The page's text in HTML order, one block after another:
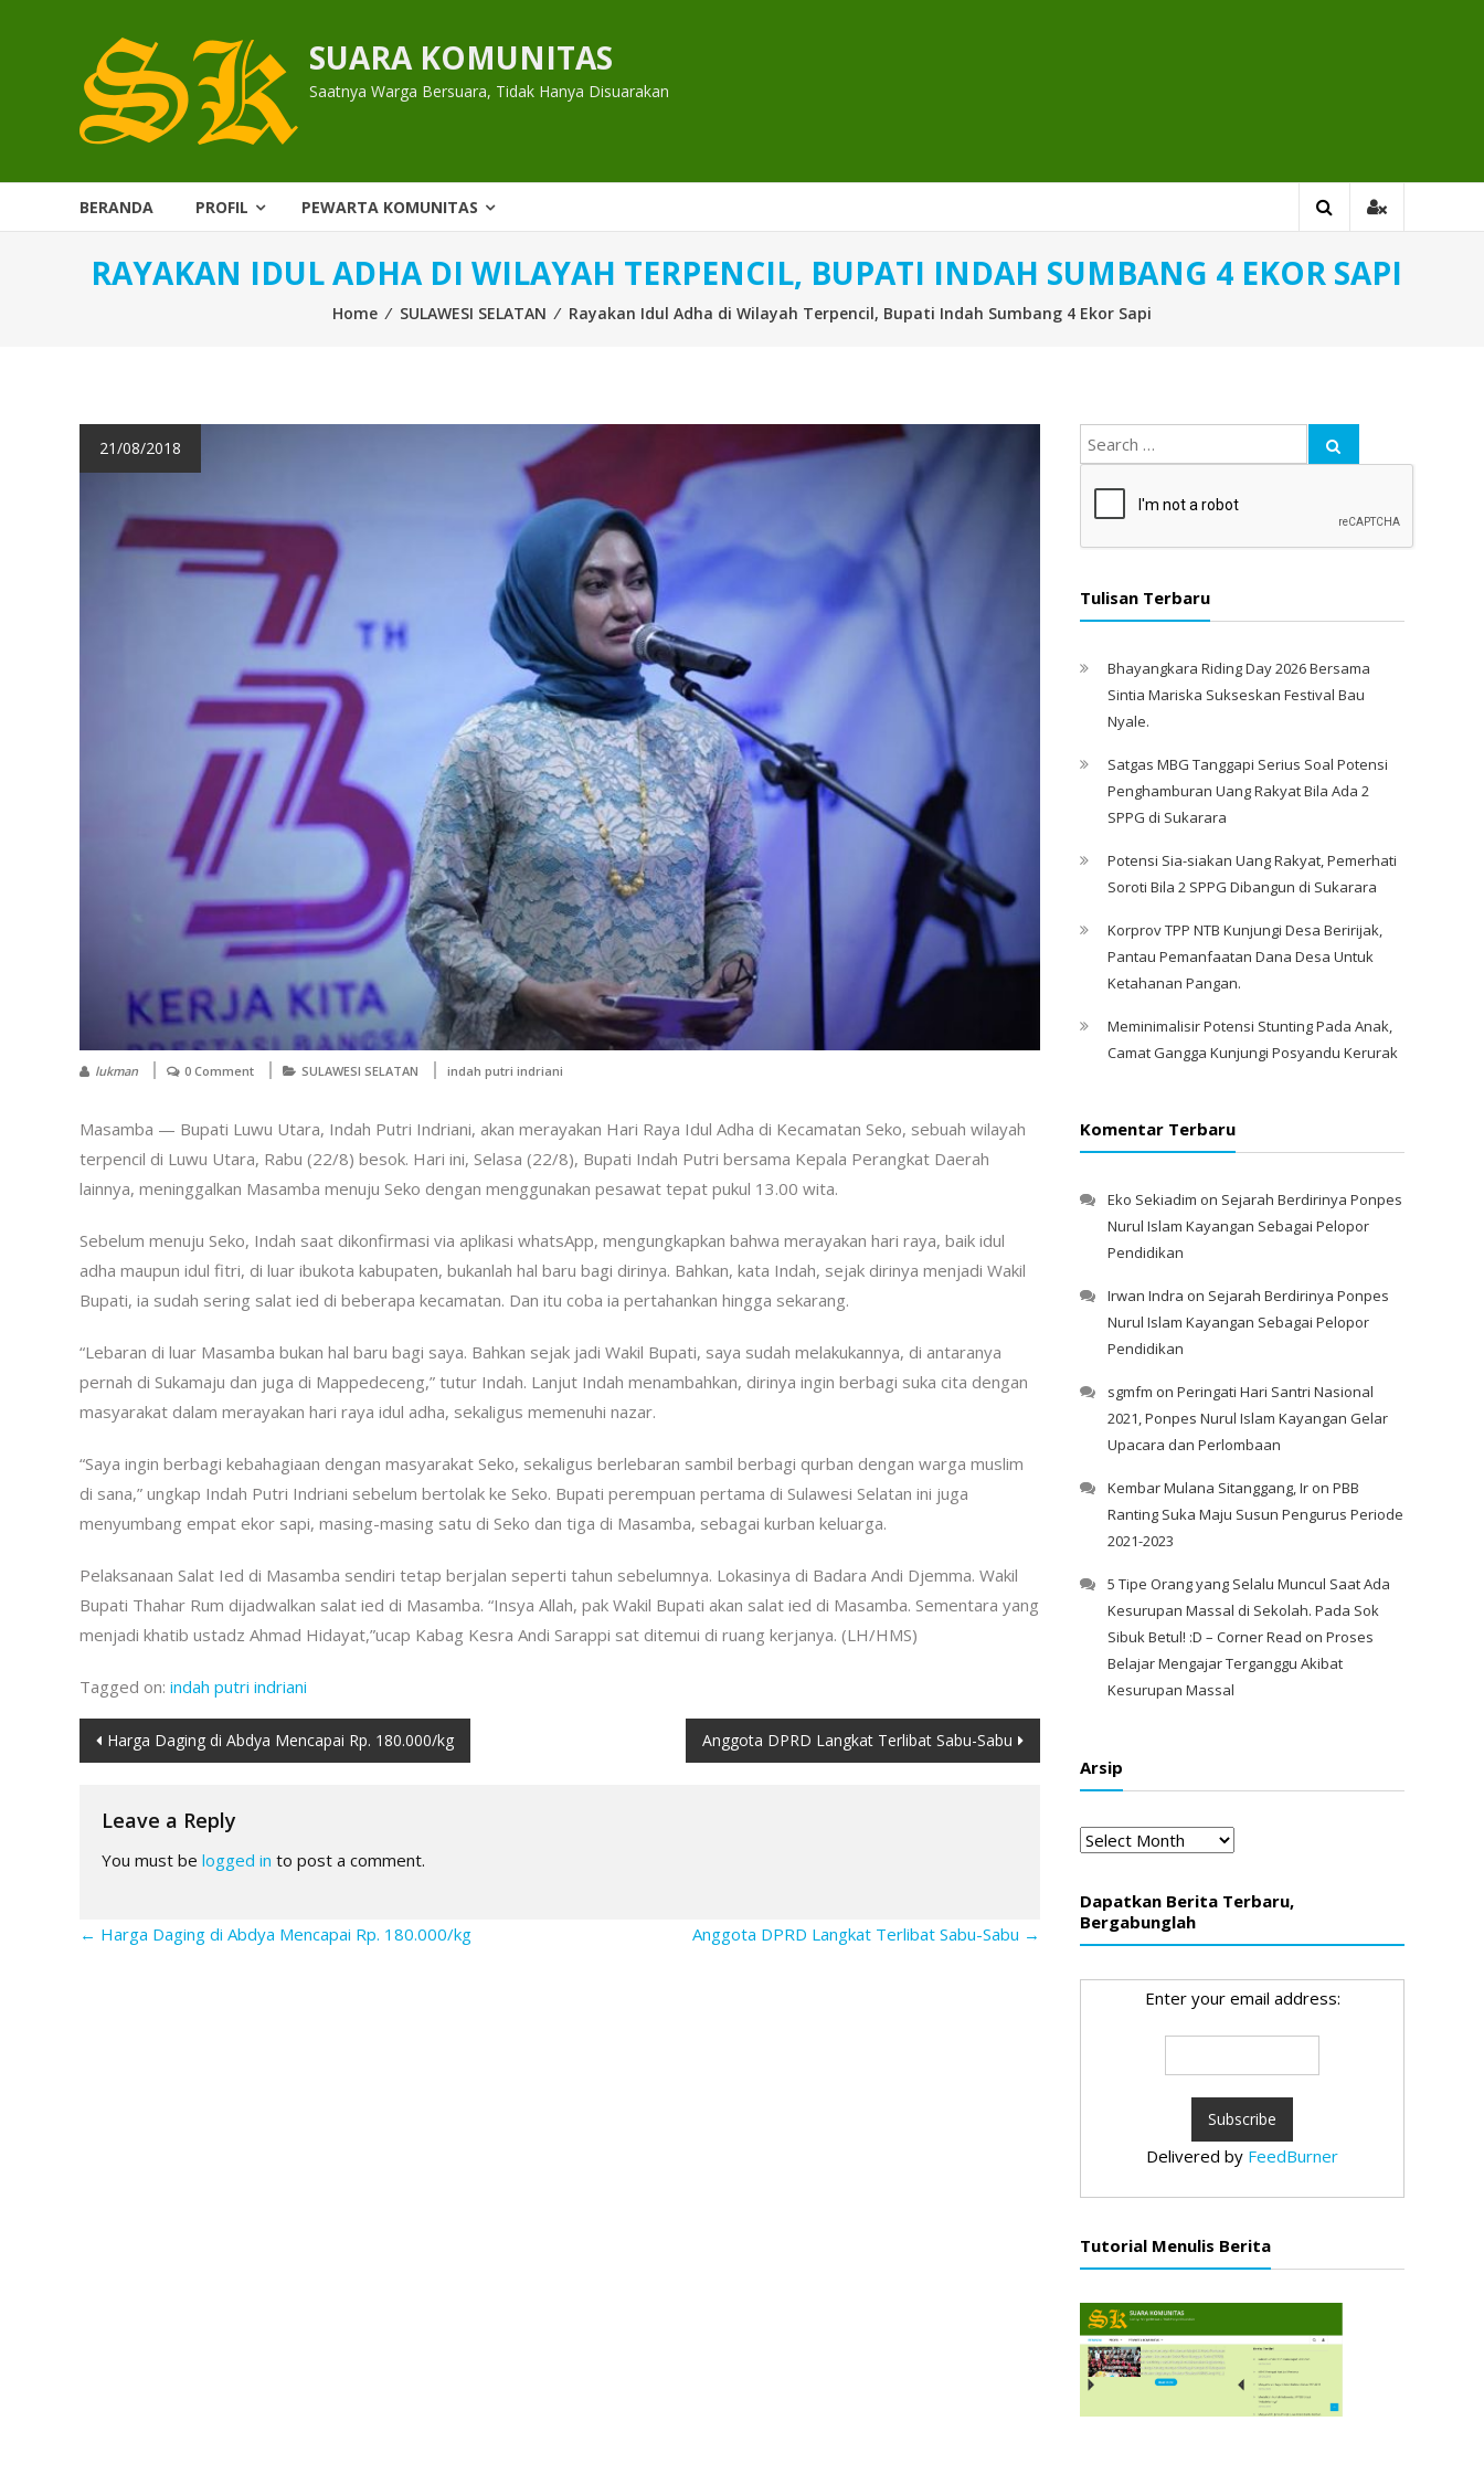
SUARA KOMUNITAS
Saatnya Warga Bersuara, Tidak Hanya Disuarakan
BERANDA PROFIL PEWARTA KOMUNITAS
RAYAKAN IDUL ADHA DI WILAYAH TERPENCIL, BUPATI INDAH SUMBANG 4 EKOR SAPI
Home ⁄ SULAWESI SELATAN ⁄ Rayakan Idul Adha di Wilayah Terpencil, Bupati Indah Sumbang 4 Ekor Sapi
21/08/2018
lukman 0 Comment SULAWESI SELATAN indah putri indriani
Masamba — Bupati Luwu Utara, Indah Putri Indriani, akan merayakan Hari Raya Idul Adha di Kecamatan Seko, sebuah wilayah
terpencil di Luwu Utara, Rabu (22/8) besok. Hari ini, Selasa (22/8), Bupati Indah Putri bersama Kepala Perangkat Daerah
lainnya, meninggalkan Masamba menuju Seko dengan menggunakan pesawat tepat pukul 13.00 wita.
Sebelum menuju Seko, Indah saat dikonfirmasi via aplikasi whatsApp, mengungkapkan bahwa merayakan hari raya, baik idul
adha maupun idul fitri, di luar ibukota kabupaten, bukanlah hal baru bagi dirinya. Bahkan, kata Indah, sejak dirinya menjadi Wakil
Bupati, ia sudah sering salat ied di beberapa kecamatan. Dan itu coba ia pertahankan hingga sekarang.
“Lebaran di luar Masamba bukan hal baru bagi saya. Bahkan sejak jadi Wakil Bupati, saya sudah melakukannya, di antaranya
pernah di Sukamaju dan juga di Mappedeceng,” tutur Indah. Lanjut Indah menambahkan, dirinya ingin berbagi suka cita dengan
masyarakat dalam merayakan hari raya idul adha, sekaligus memenuhi nazar.
“Saya ingin berbagi kebahagiaan dengan masyarakat Seko, sekaligus berlebaran sambil berbagi qurban dengan warga muslim
di sana,” ungkap Indah Putri Indriani sebelum bertolak ke Seko. Bupati perempuan pertama di Sulawesi Selatan ini juga
menyumbang empat ekor sapi, masing-masing satu di Seko dan tiga di Masamba, sebagai kurban keluarga.
Pelaksanaan Salat Ied di Masamba sendiri tetap berjalan seperti tahun sebelumnya. Lokasinya di Badara Andi Djemma. Wakil
Bupati Thahar Rum dijadwalkan salat ied di Masamba. “Insya Allah, pak Wakil Bupati akan salat ied di Masamba. Sementara yang
menjadi khatib ustadz Ahmad Hidayat,”ucap Kabag Kesra Andi Sarappi sat ditemui di ruang kerjanya. (LH/HMS)
Tagged on: indah putri indriani
Post
Harga Daging di Abdya Mencapai Rp. 180.000/kg Anggota DPRD Langkat Terlibat Sabu-Sabu
Leave a Reply
You must be logged in to post a comment.
← Harga Daging di Abdya Mencapai Rp. 180.000/kg Anggota DPRD Langkat Terlibat Sabu-Sabu →
Tulisan Terbaru
Bhayangkara Riding Day 2026 Bersama
Sintia Mariska Sukseskan Festival Bau
Nyale. ‎
Satgas MBG Tanggapi Serius Soal Potensi
Penghamburan Uang Rakyat Bila Ada 2
SPPG di Sukarara
Potensi Sia-siakan Uang Rakyat, Pemerhati
Soroti Bila 2 SPPG Dibangun di Sukarara
Korprov TPP NTB Kunjungi Desa Beririjak,
Pantau Pemanfaatan Dana Desa Untuk
Ketahanan Pangan.
Meminimalisir Potensi Stunting Pada Anak,
Camat Gangga Kunjungi Posyandu Kerurak
Komentar Terbaru
Eko Sekiadim on Sejarah Berdirinya Ponpes
Nurul Islam Kayangan Sebagai Pelopor
Pendidikan
Irwan Indra on Sejarah Berdirinya Ponpes
Nurul Islam Kayangan Sebagai Pelopor
Pendidikan
sgmfm on Peringati Hari Santri Nasional
2021, Ponpes Nurul Islam Kayangan Gelar
Upacara dan Perlombaan
Kembar Mulana Sitanggang, Ir on PBB
Ranting Suka Maju Susun Pengurus Periode
2021-2023
5 Tipe Orang yang Selalu Muncul Saat Ada
Kesurupan Massal di Sekolah. Pada Sok
Sibuk Betul! :D – Corner Read on Proses
Belajar Mengajar Terganggu Akibat
Kesurupan Massal
Arsip
Arsip
Dapatkan Berita Terbaru,
Bergabunglah
Enter your email address:
Delivered by FeedBurner
Tutorial Menulis Berita